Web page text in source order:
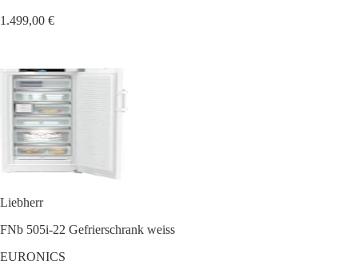
1.499,00 €
Liebherr
FNb 505i-22 Gefrierschrank weiss
EURONICS